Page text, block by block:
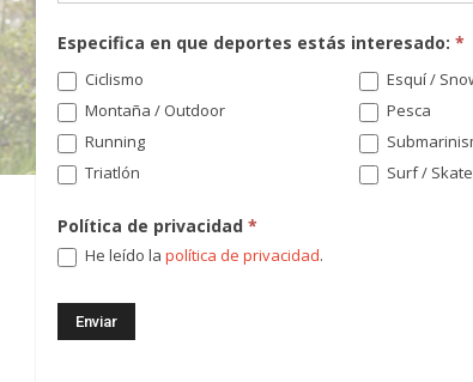
Especifica en que deportes estás interesado:*
Ciclismo
Esquí /
Montaña / Outdoor
Pesca
Running
Triatlón
Surf / Skate
Política de privacidad*
He leído lapolítica de privacidad.